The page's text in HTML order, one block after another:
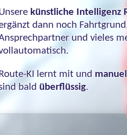
künstliche Intelligenz
dann noch
und vieles
KI lernt mit und
bald überflüssig.